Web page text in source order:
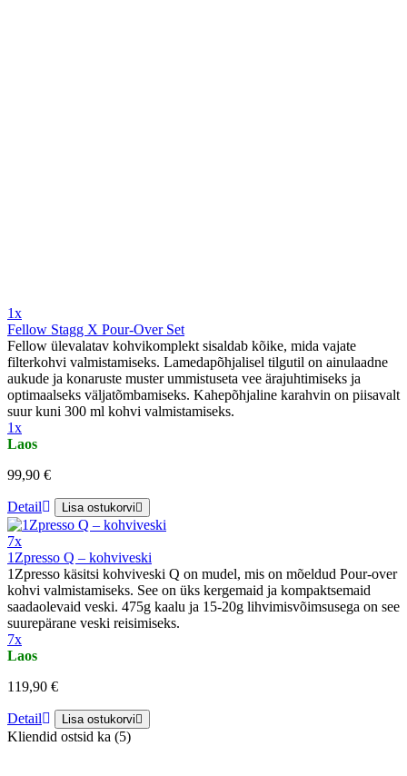
1x
Fellow Stagg X Pour-Over Set
Fellow ülevalatav kohvikomplekt sisaldab kõike, mida vajate
filterkohvi valmistamiseks. Lamedapõhjalisel tilgutil on ainulaadne
aukude ja konaruste muster ummistuseta vee ärajuhtimiseks ja
optimaalseks väljatõmbamiseks. Kahepõhjaline karahvin on piisavalt
suur kuni 300 ml kohvi valmistamiseks.
1x
Laos
99,90 €
Detail Lisa ostukorvi
7x
1Zpresso Q – kohviveski
1Zpresso käsitsi kohviveski Q on mudel, mis on mõeldud Pour-over
kohvi valmistamiseks. See on üks kergemaid ja kompaktsemaid
saadaolevaid veski. 475g kaalu ja 15-20g lihvimisvõimsusega on see
suurepärane veski reisimiseks.
7x
Laos
119,90 €
Detail Lisa ostukorvi
Kliendid ostsid ka (5)